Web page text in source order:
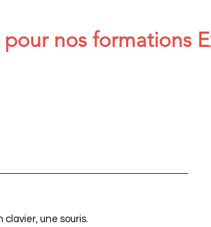
nos formations
une souris.